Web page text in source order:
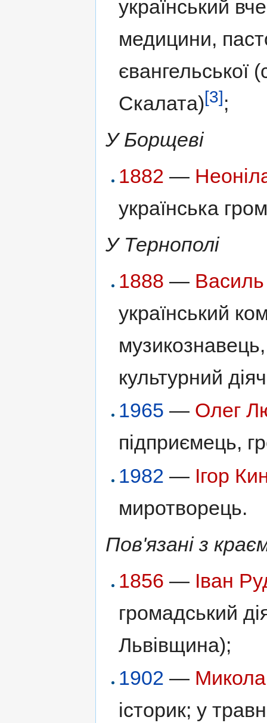
український
медицини,
євангельської
Скалата)[3];
У Борщеві
1882 —
українська
У Тернополі
1888 — Василь
український
культурний
1965 — Олег
підприємець,
1982 — Ігор
миротворець.
Пов'язані з
1856 — Іван
громадський
Львівщина);
1902 —
історик; у